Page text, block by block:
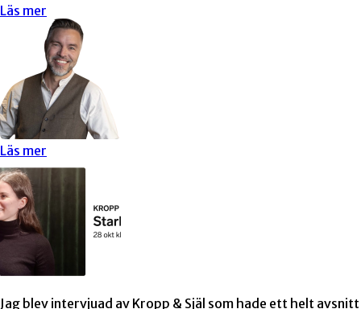
Läs mer
Läs mer
Jag blev intervjuad av Kropp & Själ som hade ett helt avsnitt